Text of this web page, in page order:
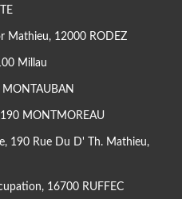
Mathieu, 12000 RODEZ
Millau
MONTMOREAU
190 Rue Du D' Th. Mathieu,
16700 RUFFEC